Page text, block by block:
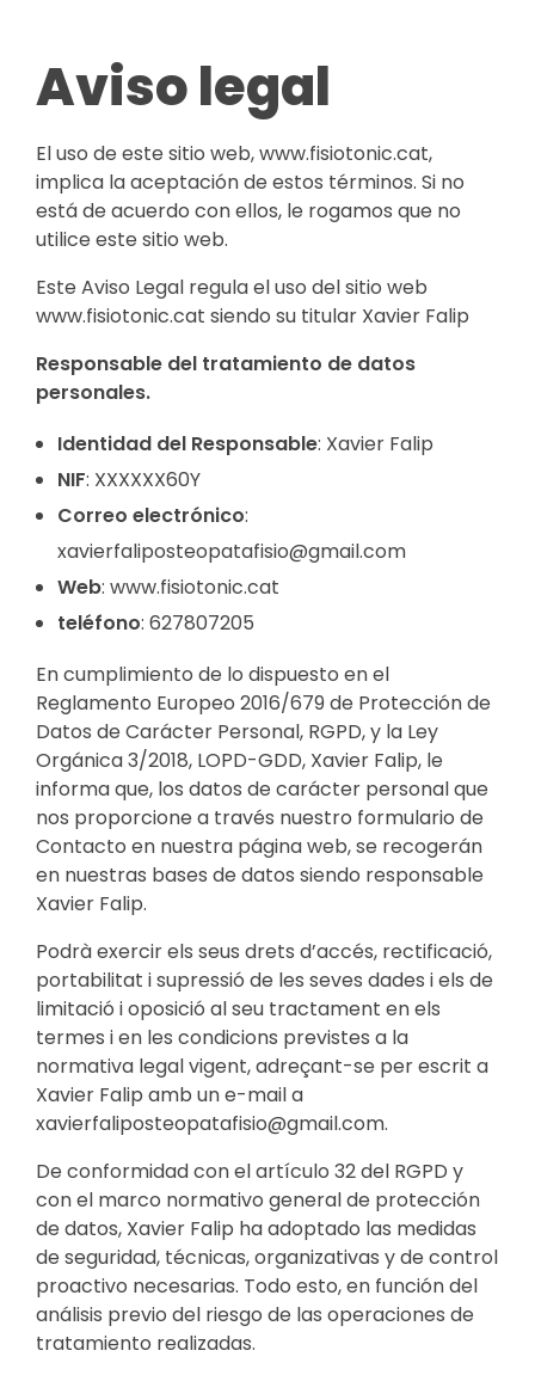
Aviso legal
El uso de este sitio web, www.fisiotonic.cat,
implica la aceptación de estos términos. Si no
está de acuerdo con ellos, le rogamos que no
utilice este sitio web.
Este Aviso Legal regula el uso del sitio web
www.fisiotonic.cat siendo su titular Xavier Falip
Responsable del tratamiento de datos
personales.
Identidad del Responsable: Xavier Falip
NIF: XXXXXX60Y
Correo electrónico:
xavierfaliposteopatafisio@gmail.com
Web: www.fisiotonic.cat
teléfono: 627807205
En cumplimiento de lo dispuesto en el
Reglamento Europeo 2016/679 de Protección de
Datos de Carácter Personal, RGPD, y la Ley
Orgánica 3/2018, LOPD-GDD, Xavier Falip, le
informa que, los datos de carácter personal que
nos proporcione a través nuestro formulario de
Contacto en nuestra página web, se recogerán
en nuestras bases de datos siendo responsable
Xavier Falip.
Podrà exercir els seus drets d’accés, rectificació,
portabilitat i supressió de les seves dades i els de
limitació i oposició al seu tractament en els
termes i en les condicions previstes a la
normativa legal vigent, adreçant-se per escrit a
Xavier Falip amb un e-mail a
xavierfaliposteopatafisio@gmail.com.
De conformidad con el artículo 32 del RGPD y
con el marco normativo general de protección
de datos, Xavier Falip ha adoptado las medidas
de seguridad, técnicas, organizativas y de control
proactivo necesarias. Todo esto, en función del
análisis previo del riesgo de las operaciones de
tratamiento realizadas.